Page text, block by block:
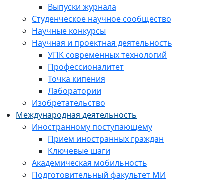
Выпуски журнала
Студенческое научное сообщество
Научные конкурсы
Научная и проектная деятельность
УПК современных технологий
Профессионалитет
Точка кипения
Лаборатории
Изобретательство
Международная деятельность
Иностранному поступающему
Прием иностранных граждан
Ключевые шаги
Академическая мобильность
Подготовительный факультет МИ